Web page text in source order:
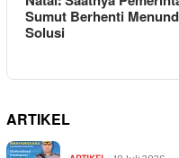
Sumut Berhenti
Solusi
ARTIKEL